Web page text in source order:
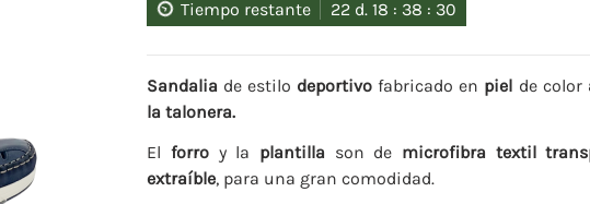
Tiempo restante 22d. 18 : 38 : 29
Sandalia de estilo deportivofabricado en piel de color
la talonera.
El forroy la plantilla son de microfibra textil
extraíble, para una gran comodidad.